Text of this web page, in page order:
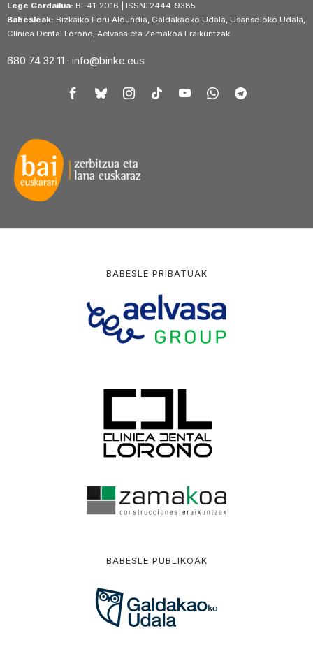
Lege Gordailua: BI-41-2016 | ISSN: 2444-9385
Babesleak: Bizkaiko Foru Aldundia, Galdakaoko Udala, Usansoloko Udala,
Clínica Dental Loroño, Aelvasa eta Zamakoa Eraikuntzak
680 74 32 11 · info@binke.eus
BABESLE PRIBATUAK
BABESLE PUBLIKOAK